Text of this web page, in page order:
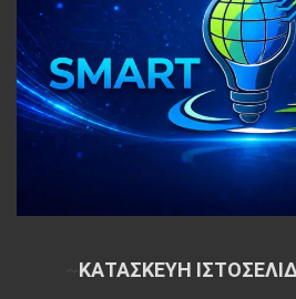
ΚΑΤΑΣΚΕΥΗ